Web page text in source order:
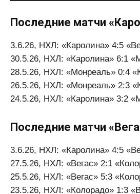
Последние матчи
3.6.26, НХЛ: «Каролина» 4:5
30.5.26, НХЛ: «Каролина» 6:1
28.5.26, НХЛ: «Монреаль» 0:4
26.5.26, НХЛ: «Монреаль» 2:3
24.5.26, НХЛ: «Каролина» 3:2
Последние матчи
3.6.26, НХЛ: «Каролина» 4:5
27.5.26, НХЛ: «Вегас» 2:1
25.5.26, НХЛ: «Вегас» 5:3
23.5.26, НХЛ: «Колорадо» 1:3